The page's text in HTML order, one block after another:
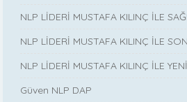
NLP LİDERİ MUSTAFA KILINÇ İLE
NLP LİDERİ MUSTAFA KILINÇ İLE
NLP LİDERİ MUSTAFA KILINÇ İLE
Güven NLP DAP